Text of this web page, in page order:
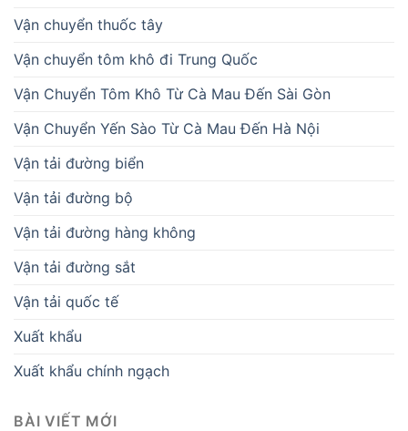
Vận chuyển thuốc tây
Vận chuyển tôm khô đi Trung Quốc
Vận Chuyển Tôm Khô Từ Cà Mau Đến Sài Gòn
Vận Chuyển Yến Sào Từ Cà Mau Đến Hà Nội
Vận tải đường biển
Vận tải đường bộ
Vận tải đường hàng không
Vận tải đường sắt
Vận tải quốc tế
Xuất khẩu
Xuất khẩu chính ngạch
BÀI VIẾT MỚI